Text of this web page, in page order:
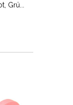
Grü...